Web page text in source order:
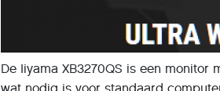
De Iiyama XB3270QS is een